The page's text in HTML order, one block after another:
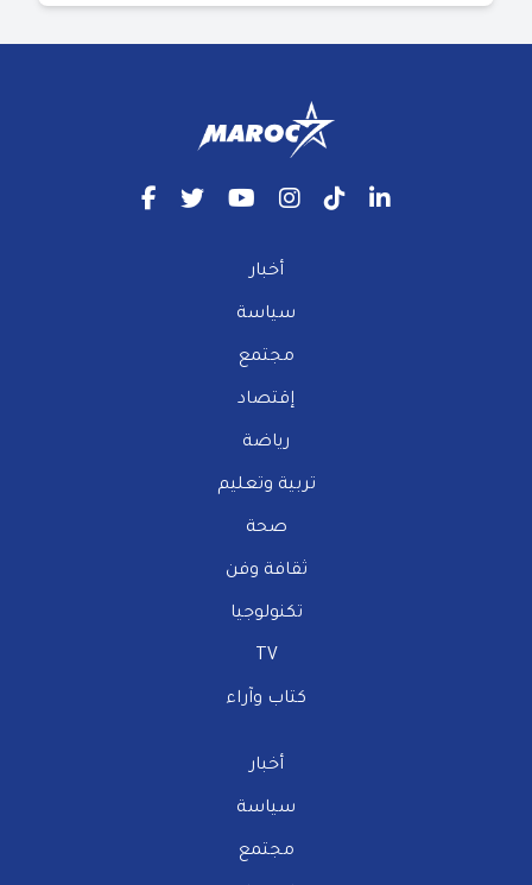
أخبار
سياسة
مجتمع
إقتصاد
رياضة
تربية وتعليم
صحة
ثقافة وفن
تكنولوجيا
TV
كتاب وآراء
أخبار
سياسة
مجتمع